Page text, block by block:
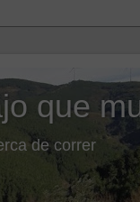
que
de correr